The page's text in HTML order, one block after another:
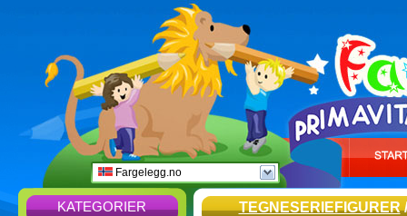
Fargelegg.no
KATEGORIER TEGNESERIEFIGURER